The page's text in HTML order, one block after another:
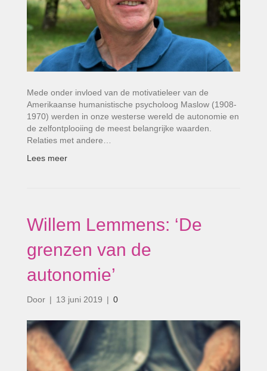
Mede onder invloed van de motivatieleer van de
Amerikaanse humanistische psycholoog Maslow (1908-
1970) werden in onze westerse wereld de autonomie en
de zelfontplooiing de meest belangrijke waarden.
Relaties met andere…
Lees meer
Willem Lemmens: ‘De
grenzen van de
autonomie’
Door | 13 juni 2019 | 0